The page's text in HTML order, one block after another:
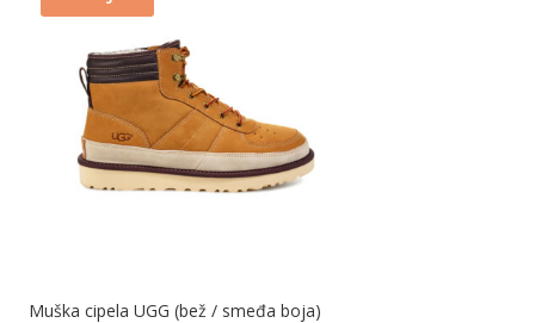
Muška cipela UGG (bež / smeđa boja)